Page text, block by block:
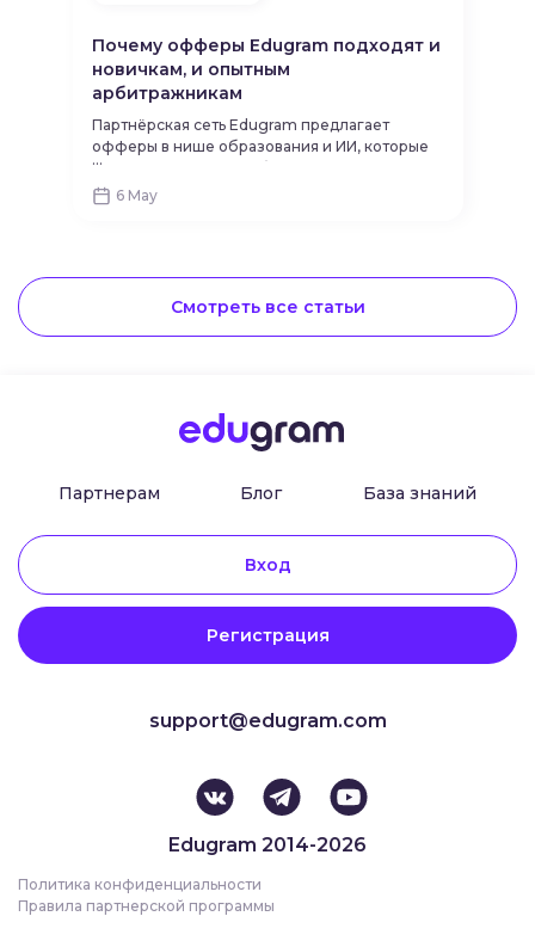
Почему офферы Edugram подходят и
новичкам, и опытным
арбитражникам
Партнёрская сеть Edugram предлагает
офферы в нише образования и ИИ, которые
одинаково хорошо работают как у новичков,
так и у опытных арбитражников. Благодаря
простоте запуска, гибкости в использовании
зависимости от уровня опыта.
...
6 May
Смотреть все статьи
Партнерам Блог База знаний
Вход
Регистрация
Edugram 2014-2026
Политика конфиденциальности
Правила партнерской программы
support@edugram.com